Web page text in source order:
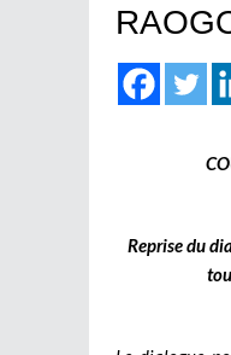
Reprise du